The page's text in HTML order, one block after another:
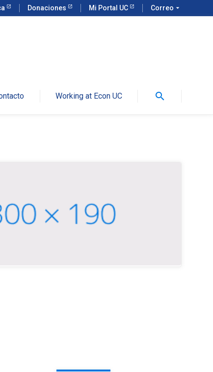
Donaciones Mi Portal UC Correo arrow_drop_down
Working at Econ UC search